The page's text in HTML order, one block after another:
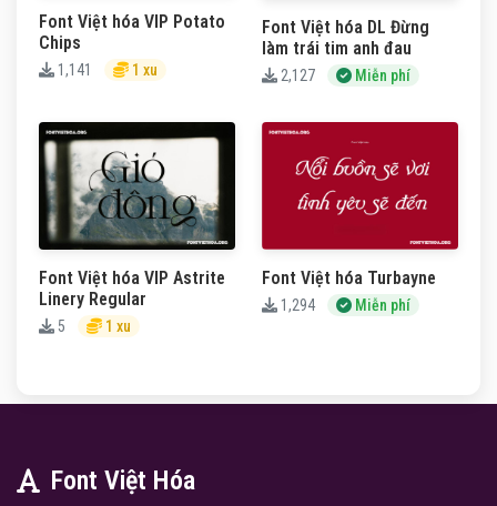
Font Việt hóa VIP Potato
Chips
1,141 1 xu
Font Việt hóa DL Đừng
làm trái tim anh đau
2,127 Miễn phí
Font Việt hóa VIP Astrite
Linery Regular
5 1 xu
Font Việt hóa Turbayne
1,294 Miễn phí
Font Việt Hóa